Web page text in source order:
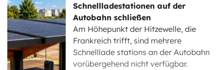
Schnellladestationen auf der
Autobahn schließen
Am Höhepunkt der Hitzewelle, die
Frankreich trifft, sind mehrere
Schnelllade stations an der Autobahn
vorübergehend nicht verfügbar.